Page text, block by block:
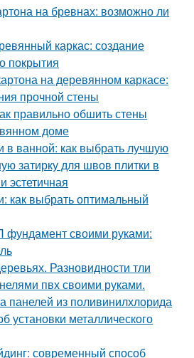
на бревнах: возможно ли
каркас: создание
покрытия
на деревянном каркасе:
прочной стены
правильно обшить стены
доме
в ванной: как выбрать лучшую
затирку для швов плитки в
эстетичная
как выбрать оптимальный
фундамент своими руками:
Разновидности тли
пвх своими руками.
панелей из поливинилхлорида
установки металлического
современный способ